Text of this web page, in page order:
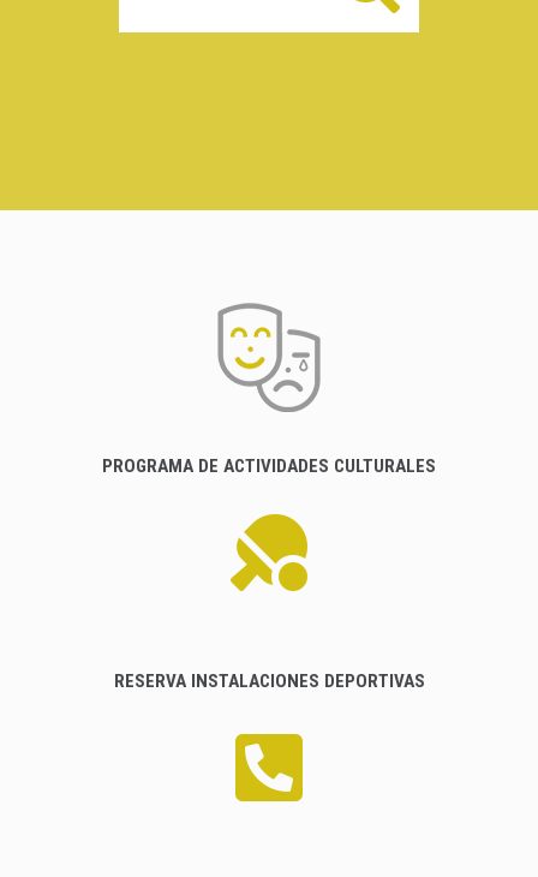
PROGRAMA DE ACTIVIDADES CULTURALES
RESERVA INSTALACIONES DEPORTIVAS